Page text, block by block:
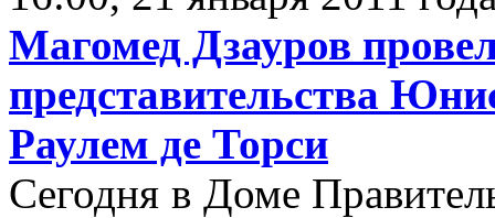
Магомед Дзауров
представительства
Раулем де Торси
Сегодня в Доме